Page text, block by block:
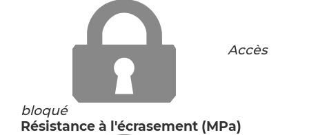
Accès
bloqué
Résistance à l'écrasement (MPa)